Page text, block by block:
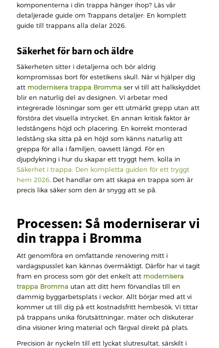
komponenterna i din trappa hänger ihop? Läs vår
detaljerade guide om Trappans detaljer: En komplett
guide till trappans alla delar 2026.
Säkerhet för barn och äldre
Säkerheten sitter i detaljerna och bör aldrig
kompromissas bort för estetikens skull. När vi hjälper dig
att modernisera trappa Bromma ser vi till att halkskyddet
blir en naturlig del av designen. Vi arbetar med
integrerade lösningar som ger ett utmärkt grepp utan att
förstöra det visuella intrycket. En annan kritisk faktor är
ledstångens höjd och placering. En korrekt monterad
ledstång ska sitta på en höjd som känns naturlig att
greppa för alla i familjen, oavsett längd. För en
djupdykning i hur du skapar ett tryggt hem, kolla in
Säkerhet i trappa: Den kompletta guiden för ett tryggt
hem 2026. Det handlar om att skapa en trappa som är
precis lika säker som den är snygg att se på.
Processen: Så moderniserar vi
din trappa i Bromma
Att genomföra en omfattande renovering mitt i
vardagspusslet kan kännas övermäktigt. Därför har vi tagit
fram en process som gör det enkelt att modernisera
trappa Bromma utan att ditt hem förvandlas till en
dammig byggarbetsplats i veckor. Allt börjar med att vi
kommer ut till dig på ett kostnadsfritt hembesök. Vi tittar
på trappans unika förutsättningar, mäter och diskuterar
dina visioner kring material och färgval direkt på plats.
Precision är nyckeln till ett lyckat slutresultat, särskilt i